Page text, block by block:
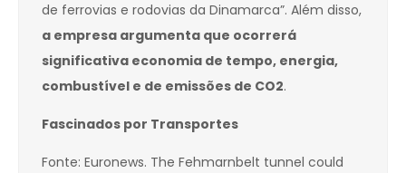
de ferrovias e rodovias da Dinamarca”. Além disso,
a empresa argumenta que ocorrerá
significativa economia de tempo, energia,
combustível e de emissões de CO2.
Fascinados por Transportes
Fonte: Euronews. The Fehmarnbelt tunnel could